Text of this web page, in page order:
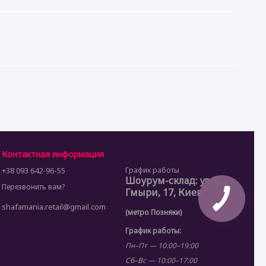
Контактная информация
+38 093 642-96-55
Перезвонить вам?
shafamania.retail@gmail.com
График работы
Шоурум-склад: ул. Б.
Гмыри, 17, Киев
(метро Позняки)
График работы:
Пн–Пт — 10:00–19:00
Сб–Вс — 10:00–17:00